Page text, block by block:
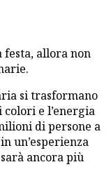
festa, allora non
si trasformano
e l’energia
di persone a
un’esperienza
ancora più